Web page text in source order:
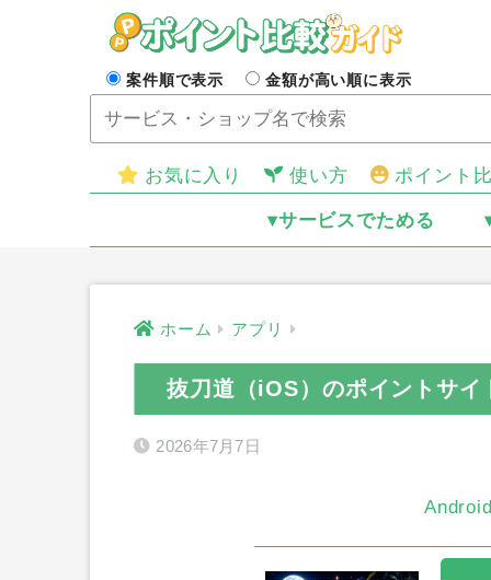
案件順で表示 金額が高い順に表示
お気に入り 使い方 ポイント
▾サービスでためる
ホーム アプリ
抜刀道（iOS）のポイントサイ
2026年7月7日